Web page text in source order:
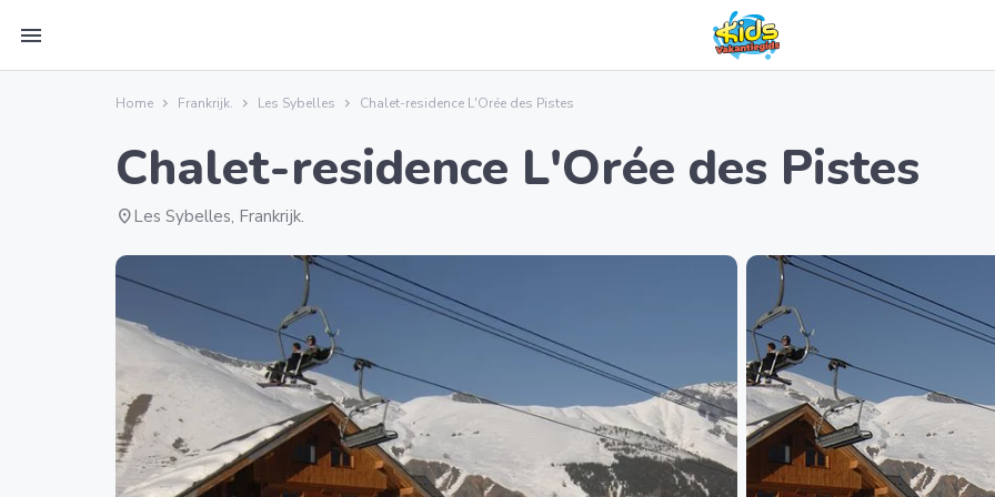
menu
Home Frankrijk. Les Sybelles Chalet-residence L'Orée des Pistes
Chalet-residence L'Orée des Pistes
location_onLes Sybelles, Frankrijk.